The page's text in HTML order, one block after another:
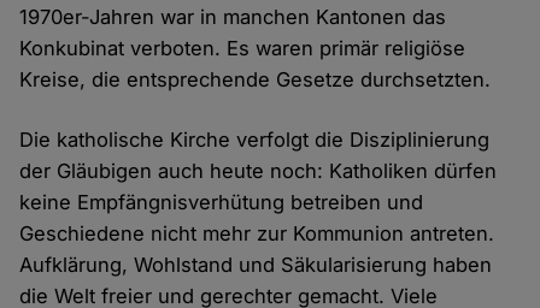
1970er-Jahren war in manchen Kantonen das
Konkubinat verboten. Es waren primär religiöse
Kreise, die entsprechende Gesetze durchsetzten.
Die katholische Kirche verfolgt die Disziplinierung
der Gläubigen auch heute noch: Katholiken dürfen
keine Empfängnisverhütung betreiben und
Geschiedene nicht mehr zur Kommunion antreten.
Aufklärung, Wohlstand und Säkularisierung haben
die Welt freier und gerechter gemacht. Viele